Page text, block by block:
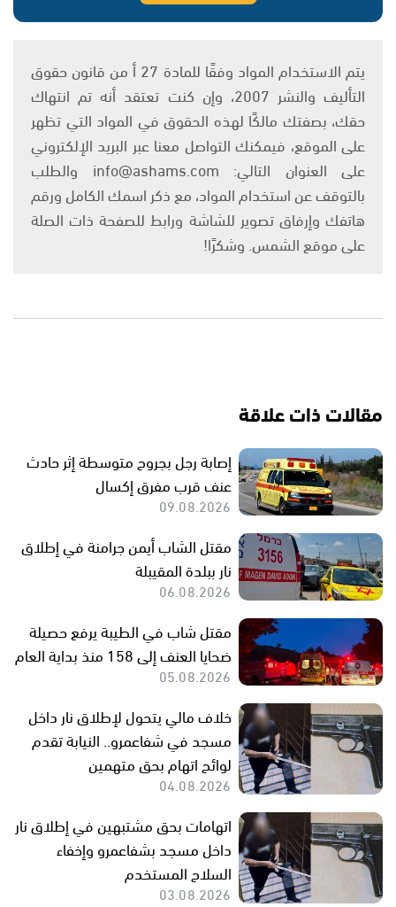
يتم الاستخدام المواد وفقًا للمادة 27 أ من قانون حقوق
التأليف والنشر 2007، وإن كنت تعتقد أنه تم انتهاك
حقك، بصفتك مالكًا لهذه الحقوق في المواد التي تظهر
على الموقع، فيمكنك التواصل معنا عبر البريد الإلكتروني
على العنوان التالي: info@ashams.com والطلب
بالتوقف عن استخدام المواد، مع ذكر اسمك الكامل ورقم
هاتفك وإرفاق تصوير للشاشة ورابط للصفحة ذات الصلة
على موقع الشمس. وشكرًا!
مقالات ذات علاقة
إصابة رجل بجروح متوسطة إثر حادث
عنف قرب مفرق إكسال
09.08.2026
مقتل الشاب أيمن جرامنة في إطلاق
نار ببلدة المقيبلة
06.08.2026
مقتل شاب في الطيبة يرفع حصيلة
ضحايا العنف إلى 158 منذ بداية العام
05.08.2026
خلاف مالي يتحول لإطلاق نار داخل
مسجد في شفاعمرو.. النيابة تقدم
لوائح اتهام بحق متهمين
04.08.2026
اتهامات بحق مشتبهين في إطلاق نار
داخل مسجد بشفاعمرو وإخفاء
السلاح المستخدم
03.08.2026